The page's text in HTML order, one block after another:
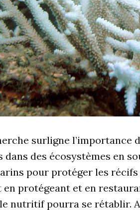
surligne l’importance
dans des écosystèmes en
pour protéger les
en protégeant et en
nutritif pourra se rétablir.